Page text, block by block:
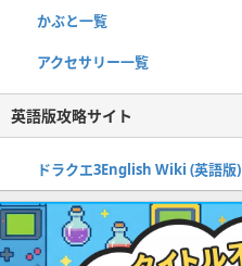
かぶと一覧
アクセサリー一覧
英語版攻略サイト
ドラクエ3English Wiki (英語版)